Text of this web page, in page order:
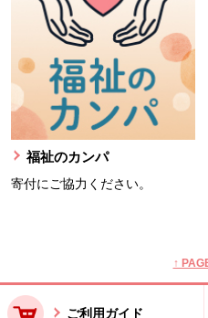
福祉のカンパ
寄付にご協力ください。
↑
ご利用ガイド